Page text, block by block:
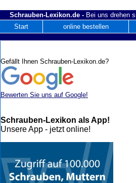
Schrauben-Lexikon.de - Bei uns drehen
Start
online bestellen
Gefällt Ihnen Schrauben-Lexikon.de?
Bewerten Sie uns auf Google!
Schrauben-Lexikon als App!
Unsere App - jetzt online!